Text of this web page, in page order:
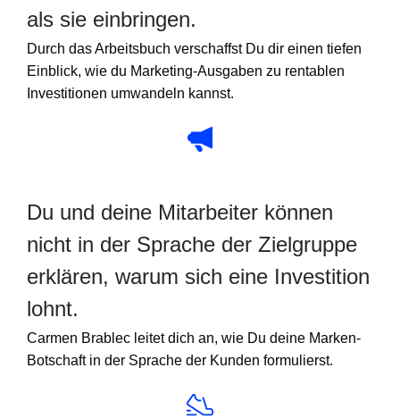
als sie einbringen.
Durch das Arbeitsbuch verschaffst Du dir einen tiefen
Einblick, wie du Marketing-Ausgaben zu rentablen
Investitionen umwandeln kannst.
Du und deine Mitarbeiter können
nicht in der Sprache der Zielgruppe
erklären, warum sich eine Investition
lohnt.
Carmen Brablec leitet dich an, wie Du deine Marken-
Botschaft in der Sprache der Kunden formulierst.